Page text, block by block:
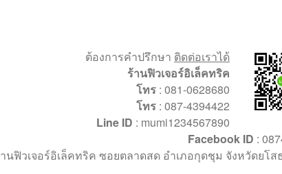
ต้องการคำปรึกษา ติดต่อเราได้
ร้านฟิวเจอร์อิเล็คทริค
โทร : 081-0628680
โทร : 087-4394422
Line ID : mumi1234567890
Facebook ID :
นฟิวเจอร์อิเล็คทริค ซอยตลาดสด อำเภอกุดชุม จังหวัดยโส